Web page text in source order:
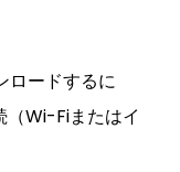
ロードするに
（Wi-Fiまたはイ